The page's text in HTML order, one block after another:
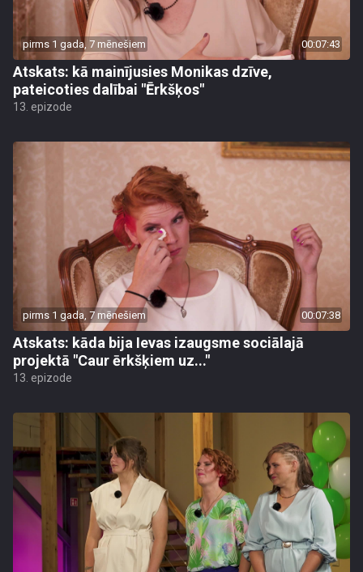
pirms 1 gada, 7 mēnešiem 00:07:43
Atskats: kā mainījusies Monikas dzīve,
pateicoties dalībai "Ērkšķos"
13. epizode
pirms 1 gada, 7 mēnešiem 00:07:38
Atskats: kāda bija Ievas izaugsme sociālajā
projektā "Caur ērkšķiem uz..."
13. epizode